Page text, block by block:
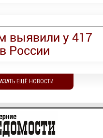
выявили у 417
России
ЕЩЁ НОВОСТИ